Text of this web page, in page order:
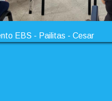
EBS - Pailitas - Cesar